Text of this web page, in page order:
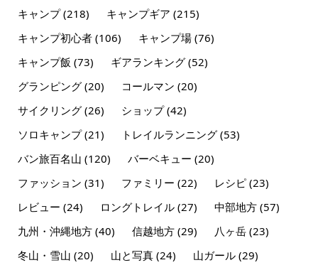
キャンプ(218) キャンプギア (215)
キャンプ初心者(106) キャンプ場(76)
キャンプ飯 (73) ギアランキング(52)
グランピング(20) コールマン (20)
サイクリング(26) ショップ(42)
ソロキャンプ(21) トレイルランニング(53)
バン旅百名山 (120) バーベキュー (20)
ファッション (31) ファミリー (22) レシピ(23)
レビュー (24) ロングトレイル(27) 中部地方(57)
九州・沖縄地方(40) 信越地方(29) 八ヶ岳(23)
冬山・雪山 (20) 山と写真(24) 山ガール(29)